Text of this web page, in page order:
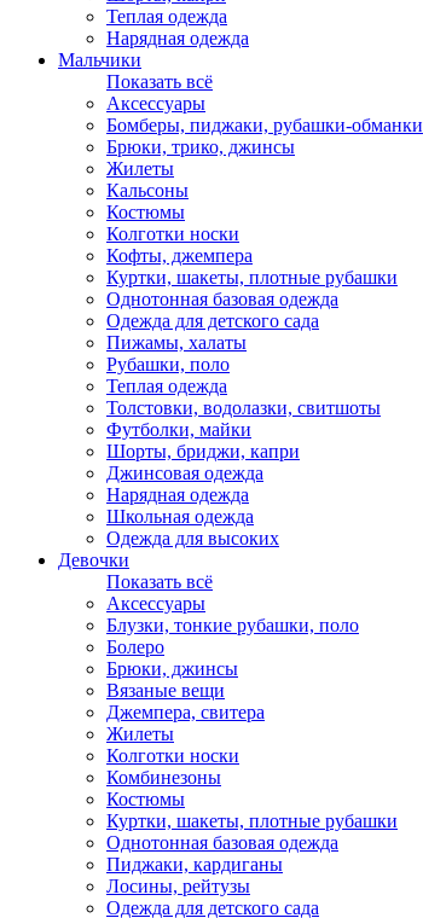
Теплая одежда
Нарядная одежда
Мальчики
Показать всё
Аксессуары
Бомберы, пиджаки, рубашки-обманки
Брюки, трико, джинсы
Жилеты
Кальсоны
Костюмы
Колготки носки
Кофты, джемпера
Куртки, шакеты, плотные рубашки
Однотонная базовая одежда
Одежда для детского сада
Пижамы, халаты
Рубашки, поло
Теплая одежда
Толстовки, водолазки, свитшоты
Футболки, майки
Шорты, бриджи, капри
Джинсовая одежда
Нарядная одежда
Школьная одежда
Одежда для высоких
Девочки
Показать всё
Аксессуары
Блузки, тонкие рубашки, поло
Болеро
Брюки, джинсы
Вязаные вещи
Джемпера, свитера
Жилеты
Колготки носки
Комбинезоны
Костюмы
Куртки, шакеты, плотные рубашки
Однотонная базовая одежда
Пиджаки, кардиганы
Лосины, рейтузы
Одежда для детского сада